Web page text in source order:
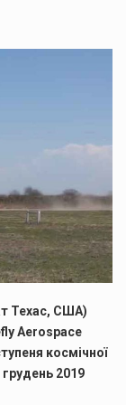
Техас, США)
Aerospace
космічної
грудень 2019